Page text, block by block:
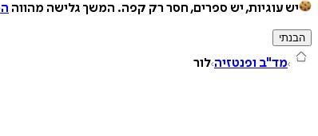
יש עוגיות, יש ספרים, חסר רק קפה. המשך גלישה מהווה
הבנתי
מד"ב ופנטזיה לור